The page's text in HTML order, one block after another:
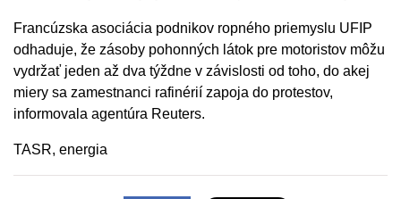
Francúzska asociácia podnikov ropného priemyslu UFIP
odhaduje, že zásoby pohonných látok pre motoristov môžu
vydržať jeden až dva týždne v závislosti od toho, do akej
miery sa zamestnanci rafinérií zapoja do protestov,
informovala agentúra Reuters.
TASR, energia